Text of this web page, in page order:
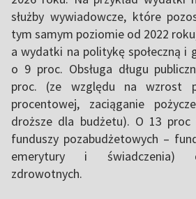
służby wywiadowcze, które
tym samym poziomie od 2022
a wydatki na politykę społeczną i
o 9 proc. Obsługa długu
proc. (ze względu na wzrost
procentowej, zaciąganie
droższe dla budżetu). O 13 proc
funduszy pozabudżetowych –
emerytury i świadczenia)
zdrowotnych.